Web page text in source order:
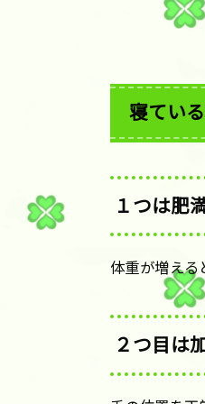
寝てい
１つは肥
体重が増える
２つ目は